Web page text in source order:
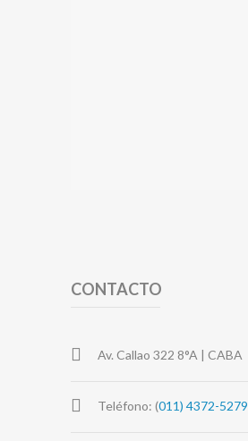
CONTACTO
Av. Callao 322 8°A | CABA
Teléfono: (011) 4372-5279